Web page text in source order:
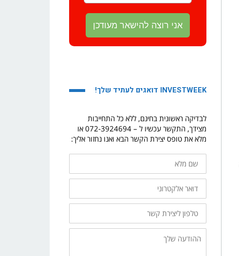
INVESTWEEK דואגים לעתיד שלך!
לבדיקה ראשונית בחינם, ללא כל התחייבות
מצידך, התקשר עכשיו ל – 072-3924694 או
מלא את טופס יצירת הקשר הבא ואנו נחזור אליך:
שם
מלא
דואר
אלקטרוני
טלפון
ליצירת
קשר
ההודעה
שלך: